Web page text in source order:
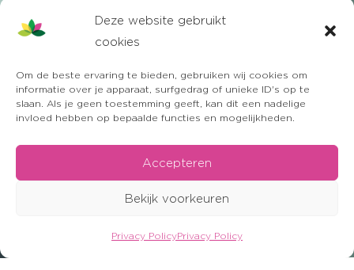
Deze website gebruikt
cookies
Om de beste ervaring te bieden, gebruiken wij cookies om
informatie over je apparaat, surfgedrag of unieke ID's op te
slaan. Als je geen toestemming geeft, kan dit een nadelige
invloed hebben op bepaalde functies en mogelijkheden.
Accepteren
Bekijk voorkeuren
Privacy PolicyPrivacy Policy